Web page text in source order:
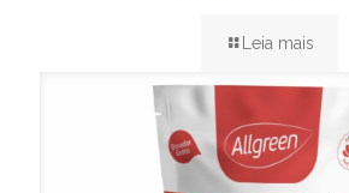
Leia mais